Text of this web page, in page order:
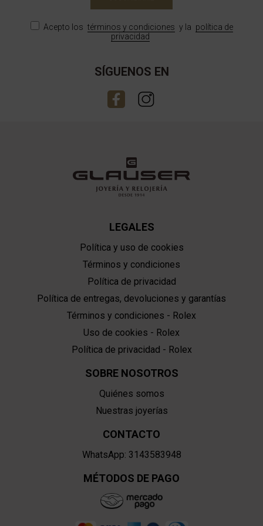
Acepto los términos y condiciones y la política de
privacidad
SÍGUENOS EN
LEGALES
Política y uso de cookies
Términos y condiciones
Política de privacidad
Política de entregas, devoluciones y garantías
Términos y condiciones - Rolex
Uso de cookies - Rolex
Política de privacidad - Rolex
SOBRE NOSOTROS
Quiénes somos
Nuestras joyerías
CONTACTO
WhatsApp: 3143583948
MÉTODOS DE PAGO